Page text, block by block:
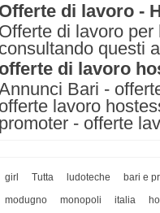
Offerte di lavoro -
Offerte di lavoro
consultando questi
offerte di lavoro
Bari -
offerte lavoro
promoter - offerte
girl Tutta ludoteche
bari e
modugno
monopoli italia